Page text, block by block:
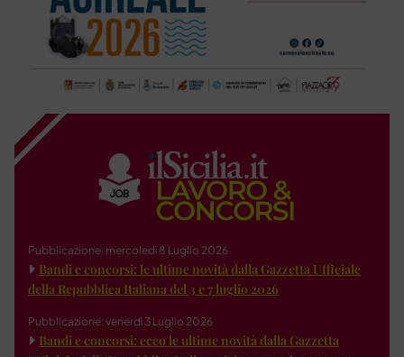
Pubblicazione: mercoledì 8 Luglio 2026
Bandi e concorsi: le ultime novità dalla Gazzetta Ufficiale
della Repubblica Italiana del 3 e 7 luglio 2026
Pubblicazione: venerdì 3 Luglio 2026
Bandi e concorsi: ecco le ultime novità dalla Gazzetta